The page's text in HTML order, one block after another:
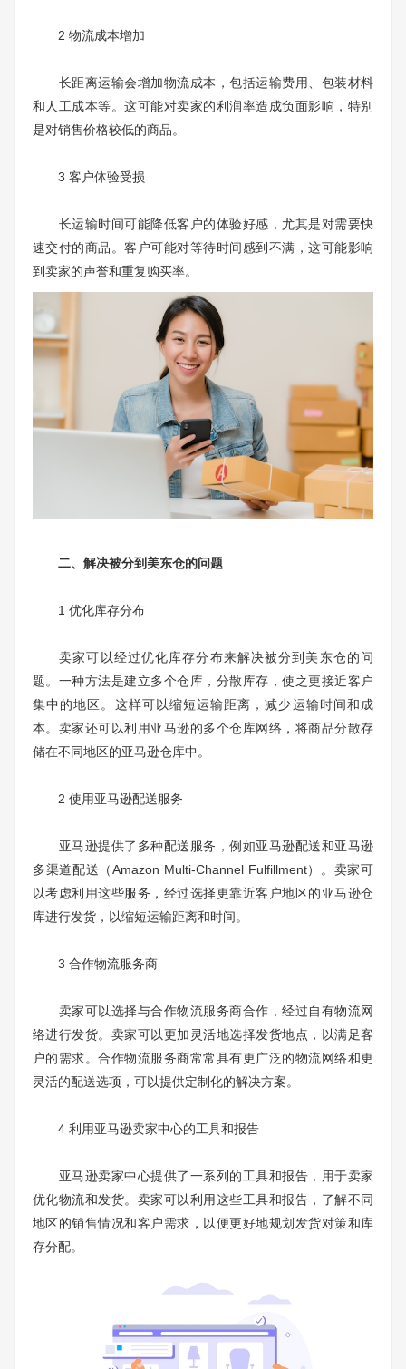
2 物流成本增加
长距离运输会增加物流成本，包括运输费用、包装材料
和人工成本等。这可能对卖家的利润率造成负面影响，特别
是对销售价格较低的商品。
3 客户体验受损
长运输时间可能降低客户的体验好感，尤其是对需要快
速交付的商品。客户可能对等待时间感到不满，这可能影响
到卖家的声誉和重复购买率。
二、解决被分到美东仓的问题
1 优化库存分布
卖家可以经过优化库存分布来解决被分到美东仓的问
题。一种方法是建立多个仓库，分散库存，使之更接近客户
集中的地区。这样可以缩短运输距离，减少运输时间和成
本。卖家还可以利用亚马逊的多个仓库网络，将商品分散存
储在不同地区的亚马逊仓库中。
2 使用亚马逊配送服务
亚马逊提供了多种配送服务，例如亚马逊配送和亚马逊
多渠道配送（Amazon Multi-Channel Fulfillment）。卖家可
以考虑利用这些服务，经过选择更靠近客户地区的亚马逊仓
库进行发货，以缩短运输距离和时间。
3 合作物流服务商
卖家可以选择与合作物流服务商合作，经过自有物流网
络进行发货。卖家可以更加灵活地选择发货地点，以满足客
户的需求。合作物流服务商常常具有更广泛的物流网络和更
灵活的配送选项，可以提供定制化的解决方案。
4 利用亚马逊卖家中心的工具和报告
亚马逊卖家中心提供了一系列的工具和报告，用于卖家
优化物流和发货。卖家可以利用这些工具和报告，了解不同
地区的销售情况和客户需求，以便更好地规划发货对策和库
存分配。